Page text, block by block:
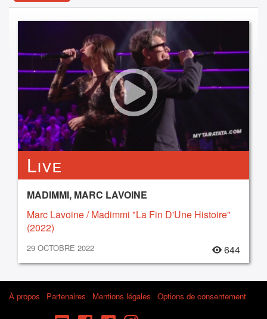
Live
MADIMMI, MARC LAVOINE
Marc Lavoine / Madimmi "La Fin D'Une Histoire"
(2022)
29 OCTOBRE 2022 644
À propos Partenaires Mentions légales Options de consentement